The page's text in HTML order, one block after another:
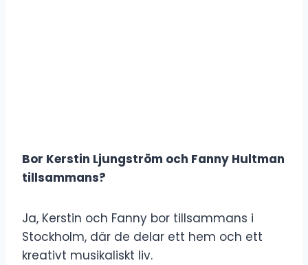
Bor Kerstin Ljungström och Fanny Hultman
tillsammans?
Ja, Kerstin och Fanny bor tillsammans i
Stockholm, där de delar ett hem och ett
kreativt musikaliskt liv.